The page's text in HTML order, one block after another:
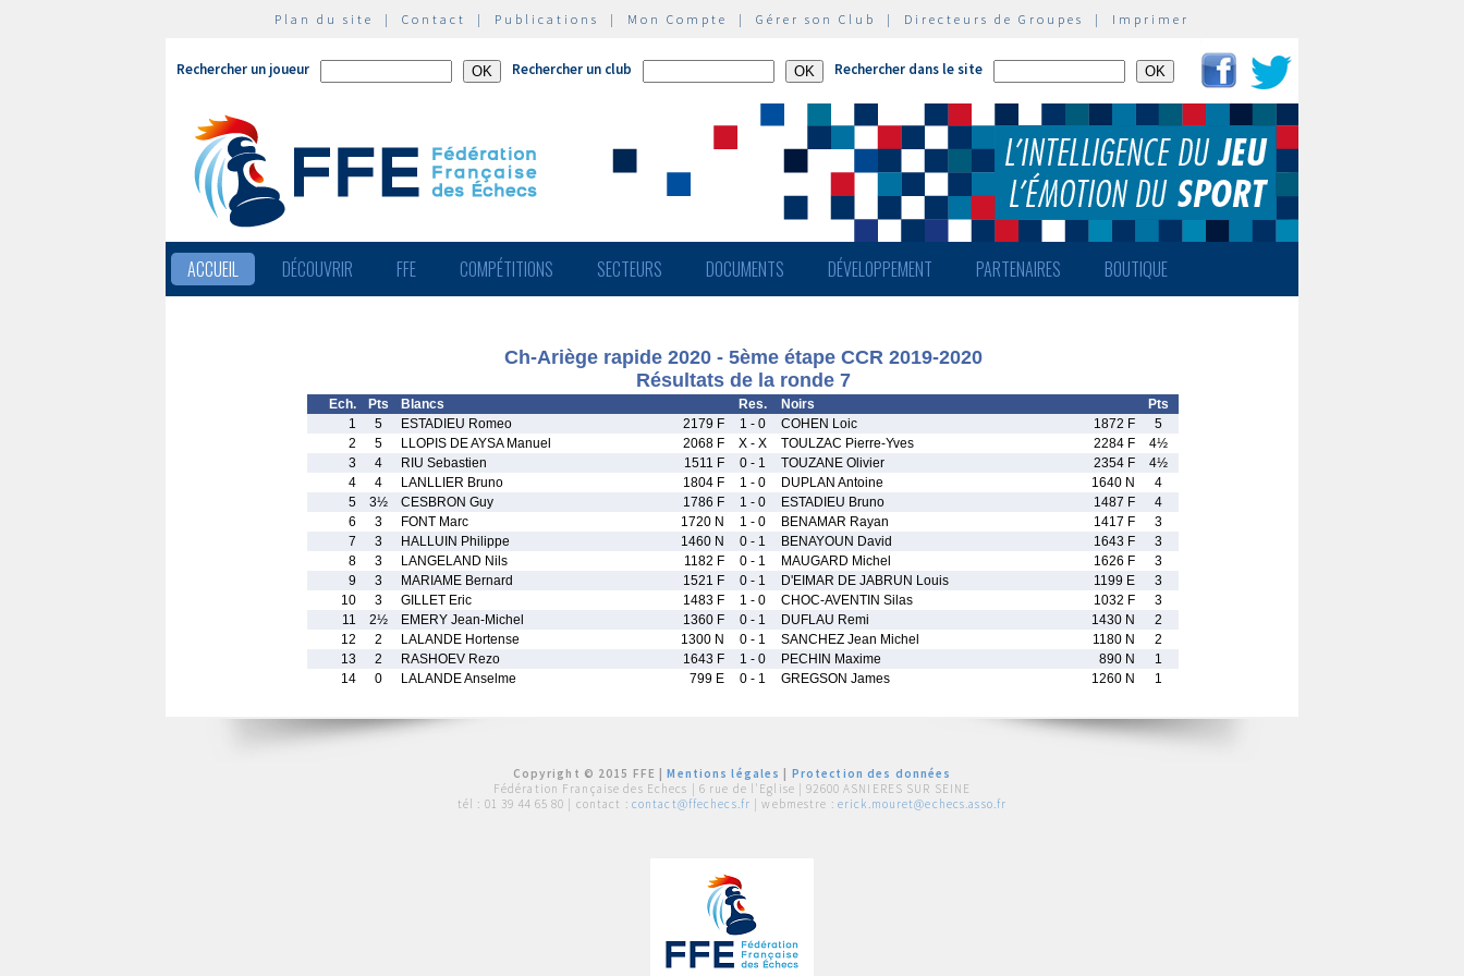
Plan du site | Contact | Publications | Mon Compte | Gérer son Club | Directeurs de Groupes | Imprimer
Rechercher un joueur Rechercher un club Rechercher dans le site
ACCUEIL DÉCOUVRIR FFE COMPÉTITIONS SECTEURS DOCUMENTS DÉVELOPPEMENT PARTENAIRES BOUTIQUE
Ch-Ariège rapide 2020 - 5ème étape CCR 2019-2020
Résultats de la ronde 7
Ech. Pts Blancs Res. Noirs
Pts
1
5 ESTADIEU Romeo 2179 F 1 - 0 COHEN Loic 1872 F
5
2
5 LLOPIS DE AYSA Manuel 2068 F X - X TOULZAC Pierre-Yves 2284 F
4½
3
4 RIU Sebastien 1511 F 0 - 1 TOUZANE Olivier 2354 F
4½
4
4 LANLLIER Bruno 1804 F 1 - 0 DUPLAN Antoine 1640 N
4
5
3½ CESBRON Guy 1786 F 1 - 0 ESTADIEU Bruno 1487 F
4
6
3 FONT Marc 1720 N 1 - 0 BENAMAR Rayan 1417 F
3
7
3 HALLUIN Philippe 1460 N 0 - 1 BENAYOUN David 1643 F
3
8
3 LANGELAND Nils 1182 F 0 - 1 MAUGARD Michel 1626 F
3
9
3 MARIAME Bernard 1521 F 0 - 1 D'EIMAR DE JABRUN Louis 1199 E
3
10
3 GILLET Eric 1483 F 1 - 0 CHOC-AVENTIN Silas 1032 F
3
11
2½ EMERY Jean-Michel 1360 F 0 - 1 DUFLAU Remi 1430 N
2
12
2 LALANDE Hortense 1300 N 0 - 1 SANCHEZ Jean Michel 1180 N
2
13
2 RASHOEV Rezo 1643 F 1 - 0 PECHIN Maxime 890 N
1
14
0 LALANDE Anselme 799 E 0 - 1 GREGSON James 1260 N 1
Copyright © 2015 FFE |Mentions légales
Protection des données
Fédération Française des Echecs | 6 rue de l'Eglise | 92600 ASNIERES SUR SEINE
tél : 01 39 44 65 80 | contact : contact@ffechecs.fr | webmestre : erick.mouret@echecs.asso.fr